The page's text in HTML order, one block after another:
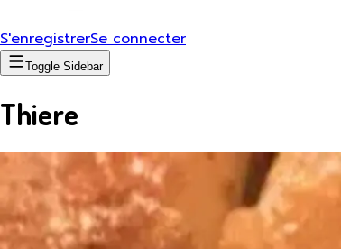
S'enregistrerSe connecter
Toggle Sidebar
Thiere